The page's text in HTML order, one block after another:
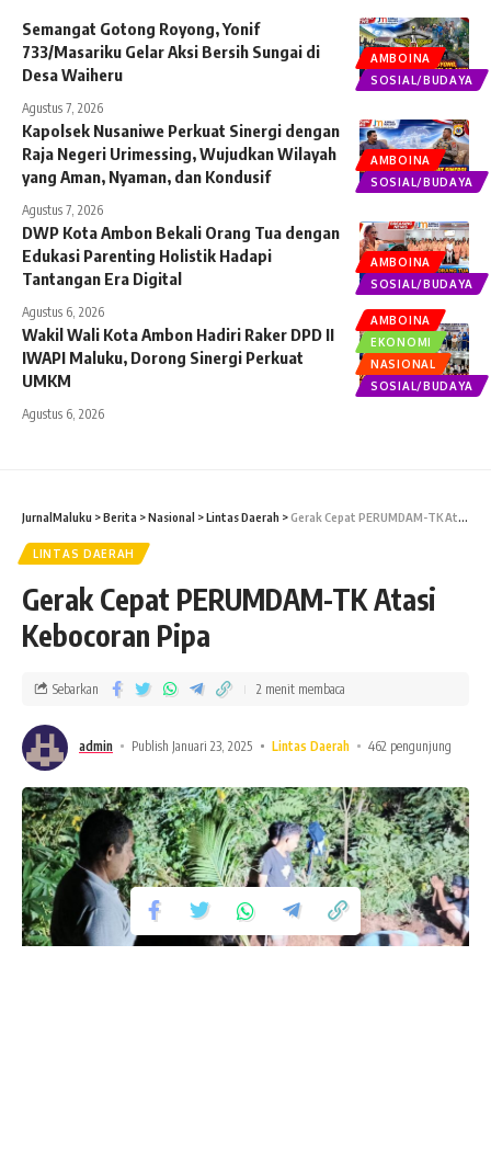
AMBOINA
SOSIAL/BUDAYA
Semangat Gotong Royong, Yonif
733/Masariku Gelar Aksi Bersih Sungai di
Desa Waiheru
Agustus 7, 2026
AMBOINA
SOSIAL/BUDAYA
Kapolsek Nusaniwe Perkuat Sinergi dengan
Raja Negeri Urimessing, Wujudkan Wilayah
yang Aman, Nyaman, dan Kondusif
Agustus 7, 2026
AMBOINA
SOSIAL/BUDAYA
DWP Kota Ambon Bekali Orang Tua dengan
Edukasi Parenting Holistik Hadapi
Tantangan Era Digital
Agustus 6, 2026
AMBOINA
EKONOMI
NASIONAL
SOSIAL/BUDAYA
Wakil Wali Kota Ambon Hadiri Raker DPD II
IWAPI Maluku, Dorong Sinergi Perkuat
UMKM
Agustus 6, 2026
JurnalMaluku >Berita >Nasional >Lintas Daerah >Gerak Cepat PERUMDAM-TK Atasi Kebocoran Pipa
LINTAS DAERAH
Gerak Cepat PERUMDAM-TK Atasi
Kebocoran Pipa
admin Publish Januari 23, 2025 Lintas Daerah 462 pengunjung
Sebarkan 2 menit membaca